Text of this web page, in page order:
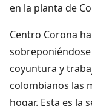
en la planta de
Centro Corona
coyuntura y
colombianos las
hogar. Esta es la